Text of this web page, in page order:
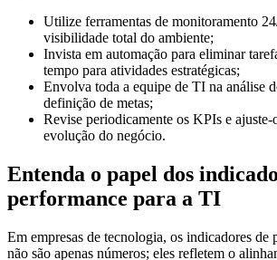
Utilize ferramentas de monitoramento
visibilidade total do ambiente;
Invista em automação para eliminar
tempo para atividades estratégicas;
Envolva toda a equipe de TI na análise
definição de metas;
Revise periodicamente os KPIs e ajuste-
evolução do negócio.
Entenda o papel dos
performance para a TI
Em empresas de tecnologia, os indicadores de
não são apenas números; eles refletem o